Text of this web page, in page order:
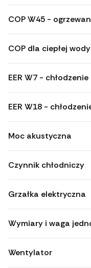
COP W45 -
COP dla ciepłej
EER W7 - chłodzenie
EER W18 -
Moc akustyczna
Czynnik chłodniczy
Grzałka elektryczna
Wymiary i waga
Wentylator